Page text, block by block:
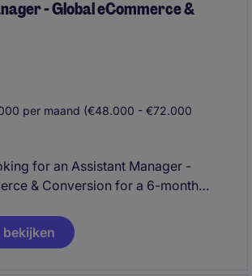
- Global eCommerce &
per maand (€48.000 - €72.000
for an Assistant Manager -
& Conversion for a 6-month
and sales across platforms such
Eat and other rapid grocery
bekijken